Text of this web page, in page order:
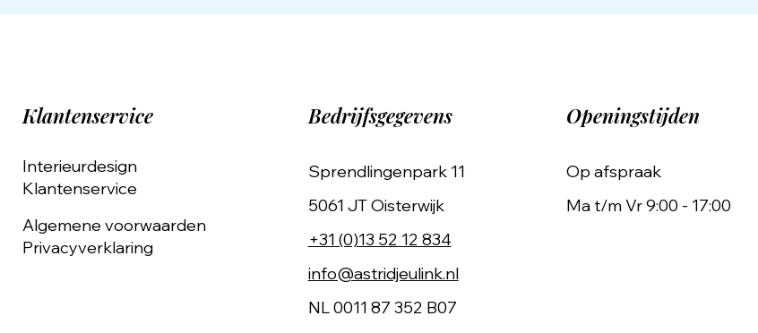
Klantenservice
Interieurdesign
Klantenservice
Algemene voorwaarden
Privacyverklaring
Bedrijfsgegevens
Sprendlingenpark 11
5061 JT Oisterwijk
+31 (0)13 52 12 834
info@astridjeulink.nl
NL 0011 87 352 B07
Openingstijden
Op afspraak
Ma t/m Vr 9:00 - 17:00